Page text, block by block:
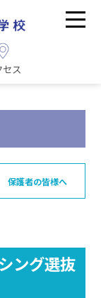
セス
保護者の皆様へ
ング選抜